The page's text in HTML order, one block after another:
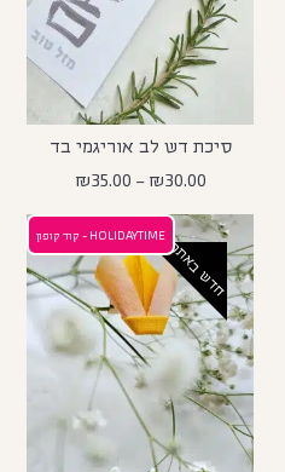
סיכת דש לב אוריגמי בד
₪30.00
–
₪35.00
חדש באתר
HOLIDAYTIME - קוד קופון